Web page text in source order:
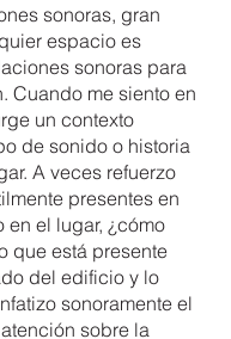
sonoras, gran
espacio es
sonoras para
Cuando me siento en
un contexto
de sonido o historia
A veces refuerzo
presentes en
en el lugar, ¿cómo
que está presente
del edificio y lo
sonoramente el
sobre la